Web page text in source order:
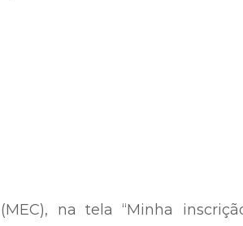
(MEC), na tela “Minha